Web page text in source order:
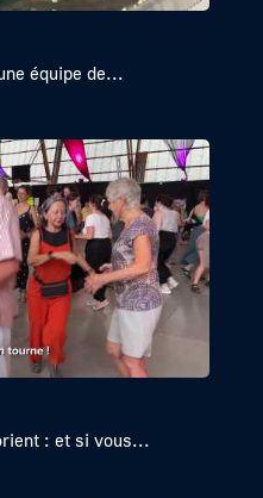
équipe de...
: et si vous...